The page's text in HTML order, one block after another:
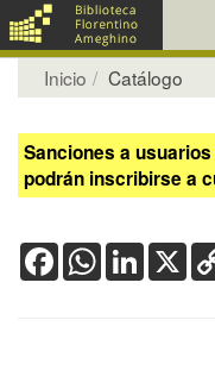
Inicio Catálogo
Sanciones a
podrán inscribirse a
FacebookWhatsApp
LinkedIn
X